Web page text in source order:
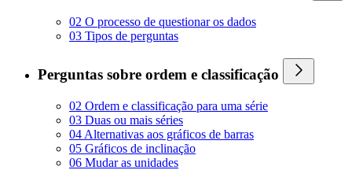
02 O processo de questionar os dados
03 Tipos de perguntas
Perguntas sobre ordem e classificação
02 Ordem e classificação para uma série
03 Duas ou mais séries
04 Alternativas aos gráficos de barras
05 Gráficos de inclinação
06 Mudar as unidades